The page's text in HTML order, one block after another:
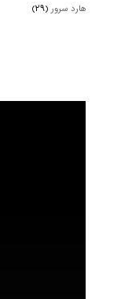
هارد سرور(۲۹)